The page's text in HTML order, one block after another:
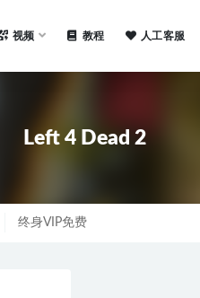
视频 教程 人工客服
Left 4 Dead 2
终身VIP免费